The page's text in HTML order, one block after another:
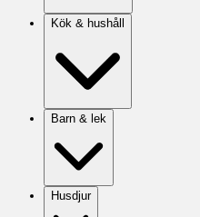
Kök & hushåll
Barn & lek
Husdjur